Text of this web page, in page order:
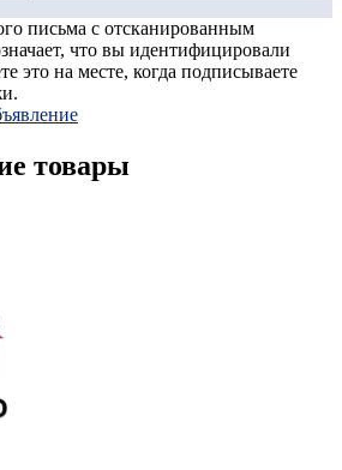
письма с отсканированным
что вы идентифицировали
это на месте, когда подписываете
товары